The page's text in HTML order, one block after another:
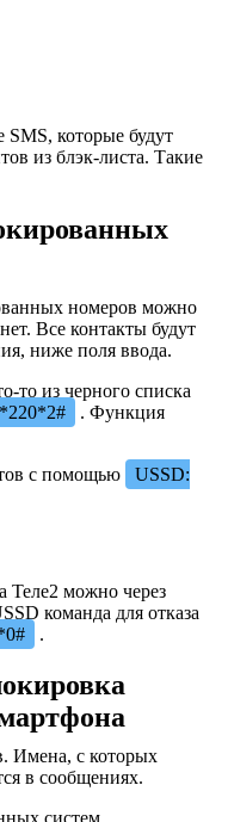
SMS, которые будут
из блэк-листа. Такие
номеров можно
Все контакты будут
ниже поля ввода.
то из черного списка
*220*2#
. Функция
с помощью
USSD:
Теле2 можно через
команда для отказа
.
Имена, с которых
в сообщениях.